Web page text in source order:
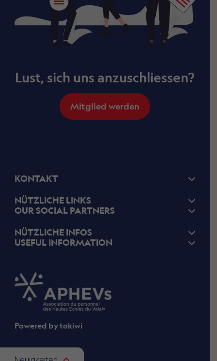
Lust, sich uns anzuschliessen?
Mitglied werden
KONTAKT
NÜTZLICHE LINKS
OUR SOCIAL PARTNERS
NÜTZLICHE INFOS
USEFUL INFORMATION
Powered bytokiwi